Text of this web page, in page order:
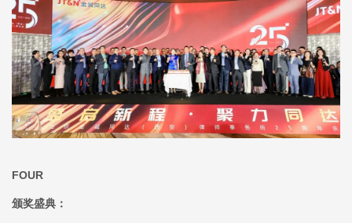
FOUR
颁奖盛典：